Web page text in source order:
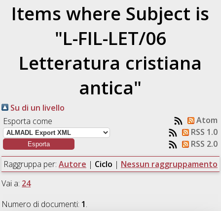
Items where Subject is
"L-FIL-LET/06
Letteratura cristiana
antica"
Su di un livello
Esporta come
Atom
RSS 1.0
RSS 2.0
Raggruppa per: Autore | Ciclo | Nessun raggruppamento
Vai a: 24
Numero di documenti: 1.